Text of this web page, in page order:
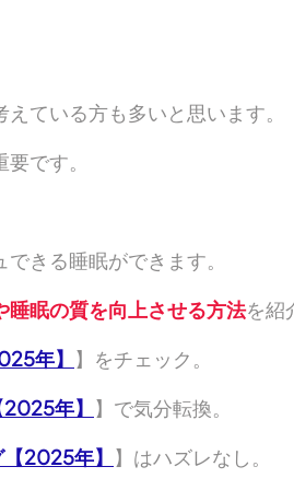
えている方も多いと思います。
です。
きる睡眠ができます。
睡眠の質を向上させる方法を紹
年】 】をチェック。
年】 】で気分転換。
2025年】 】はハズレなし。